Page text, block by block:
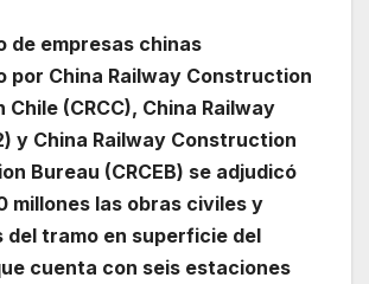
de empresas chinas
por China Railway Construction
(CRCC), China Railway
y China Railway Construction
Bureau (CRCEB) se adjudicó
millones las obras civiles y
tramo en superficie del
cuenta con seis estaciones